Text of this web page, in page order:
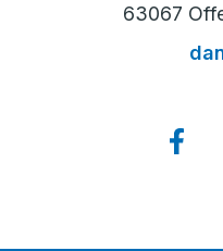
63067